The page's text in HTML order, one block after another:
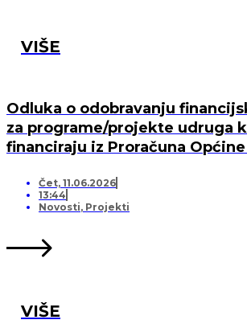
VIŠE
Odluka o odobravanju
za programe/projekte udruga
financiraju iz Proračuna
Čet, 11.06.2026
13:44
Novosti, Projekti
VIŠE